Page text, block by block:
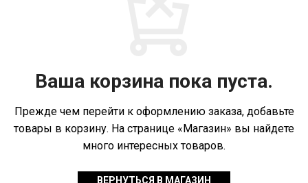
Ваша корзина пока пуста.
Прежде чем перейти к оформлению заказа, добавьте
товары в корзину. На странице «Магазин» вы найдете
много интересных товаров.
ВЕРНУТЬСЯ В МАГАЗИН